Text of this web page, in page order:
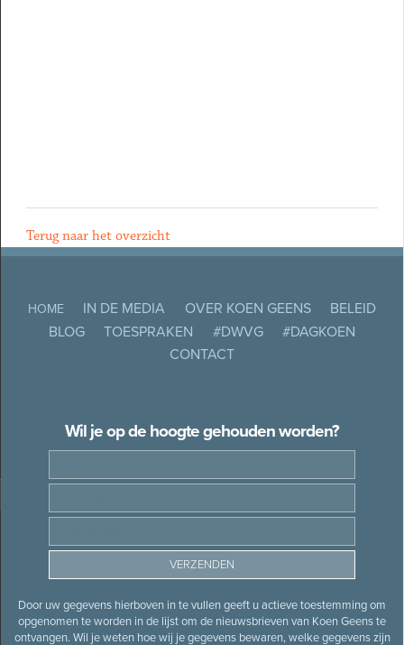
Terug naar het overzicht
HOME IN DE MEDIA OVER KOEN GEENS
BELEID
BLOG
TOESPRAKEN #DWVG
#DAGKOEN
CONTACT
Wil je op de hoogte gehouden worden?
Door uw gegevens hierboven in te vullen geeft u actieve toestemming om
opgenomen te worden in de lijst om de nieuwsbrieven van Koen Geens te
ontvangen. Wil je weten hoe wij je gegevens bewaren, welke gegevens zijn